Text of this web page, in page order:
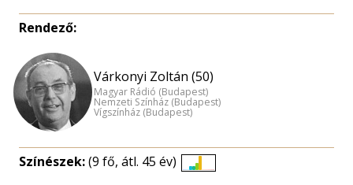
Rendező:
Várkonyi Zoltán (50)
Magyar Rádió (Budapest)
Nemzeti Színház (Budapest)
Vígszínház (Budapest)
Színészek:(9 fő, átl. 45 év)